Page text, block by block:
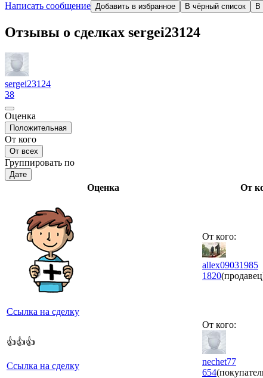
Написать сообщение Добавить в избранное В чёрный список В
Отзывы о сделках sergei23124
sergei23124
38
Оценка
Положительная
От кого
От всех
Группировать по
Дате
Оценка От
Ссылка на сделку
От кого:
allex09031985
1820
👍👍👍
Ссылка на сделку
От кого:
nechet77
654